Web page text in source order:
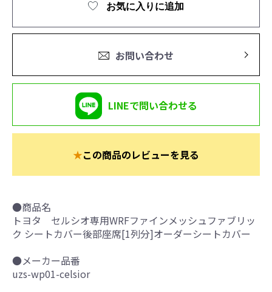
お気に入りに追加
お問い合わせ
LINEで問い合わせる
★この商品のレビューを見る
●商品名
トヨタ セルシオ専用WRFファインメッシュファブリッ
ク シートカバー後部座席[1列分]オーダーシートカバー
●メーカー品番
uzs-wp01-celsior